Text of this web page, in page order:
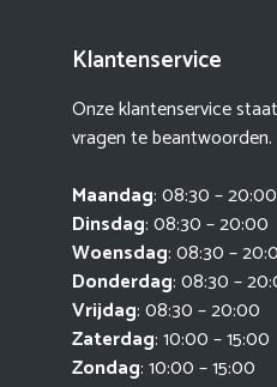
Klantenservice
Onze klantenservice
vragen te beantwoorden.
Maandag: 08:30 – 20:00
Dinsdag: 08:30 – 20:00
Woensdag: 08:30 –
Donderdag: 08:30 –
Vrijdag: 08:30 – 20:00
Zaterdag: 10:00 – 15:00
Zondag: 10:00 – 15:00